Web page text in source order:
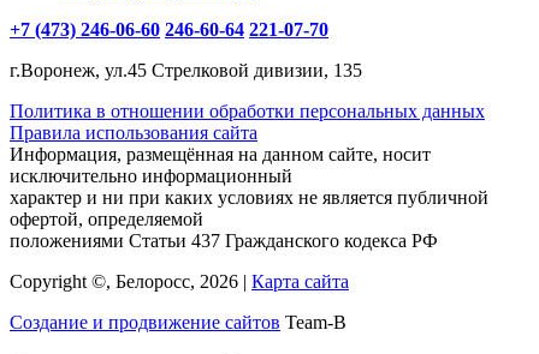
+7 (473) 246-06-60 246-60-64 221-07-70
г.Воронеж, ул.45 Стрелковой дивизии, 135
Политика в отношении обработки персональных данных
Правила использования сайта
Информация, размещённая на данном сайте, носит
исключительно информационный
характер и ни при каких условиях не является публичной
офертой, определяемой
положениями Статьи 437 Гражданского кодекса РФ
Copyright ©, Белоросс, 2026 | Карта сайта
Создание и продвижение сайтов Team-B